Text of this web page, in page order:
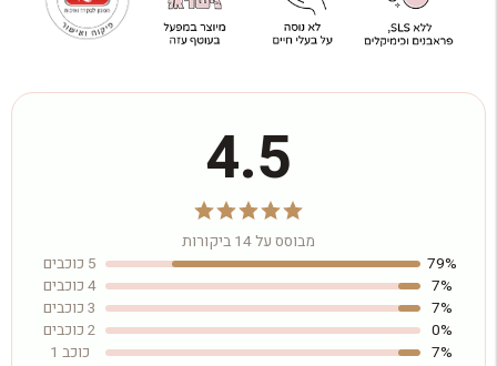
4.5
מבוסס על 14 ביקורות
79%
5 כוכבים
7%
4 כוכבים
7%
3 כוכבים
0%
2 כוכבים
7%
כוכב 1